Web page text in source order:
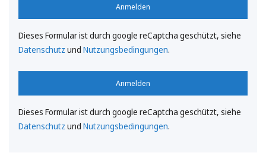
Anmelden
Dieses Formular ist durch google reCaptcha geschützt, siehe
Datenschutz und Nutzungsbedingungen.
Anmelden
Dieses Formular ist durch google reCaptcha geschützt, siehe
Datenschutz und Nutzungsbedingungen.